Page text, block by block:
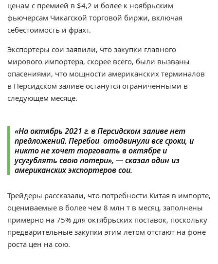
ценам с премией в $4,2 и более к ноябрьским
фьючерсам Чикагской торговой биржи, включая
себестоимость и фрахт.
Экспортеры сои заявили, что закупки главного
мирового импортера, скорее всего, были вызваны
опасениями, что мощности американских терминалов
в Персидском заливе останутся ограниченными в
следующем месяце.
«На октябрь 2021 г. в Персидском заливе нет
предложений. Перебои отодвинули все сроки, и
никто не хочет торговать в октябре и
усугублять свою потери», — сказал один из
американских экспортеров сои.
Трейдеры рассказали, что потребности Китая в импорте,
оцениваемые в более чем 8 млн т в месяц, заполнены
примерно на 75% для октябрьских поставок, поскольку
предварительные закупки этим летом отстают на фоне
роста цен на сою.